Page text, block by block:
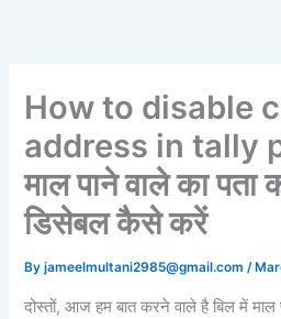
How to disable
address in tally
माल पाने वाले का पता
डिसेबल कैसे करें
Byjameelmultani2985@gmail.com/
दोस्तों, आज हम बात करने वाले है बिल में माल